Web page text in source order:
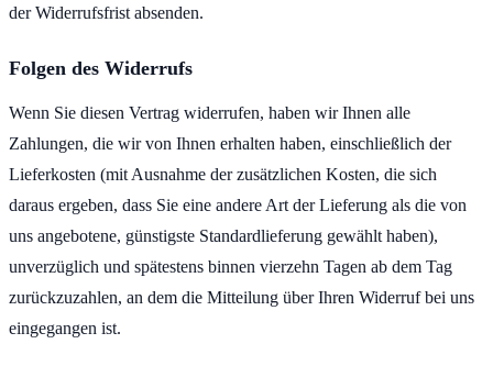
der Widerrufsfrist absenden.
Folgen des Widerrufs
Wenn Sie diesen Vertrag widerrufen, haben wir Ihnen alle
Zahlungen, die wir von Ihnen erhalten haben, einschließlich der
Lieferkosten (mit Ausnahme der zusätzlichen Kosten, die sich
daraus ergeben, dass Sie eine andere Art der Lieferung als die von
uns angebotene, günstigste Standardlieferung gewählt haben),
unverzüglich und spätestens binnen vierzehn Tagen ab dem Tag
zurückzuzahlen, an dem die Mitteilung über Ihren Widerruf bei uns
eingegangen ist.